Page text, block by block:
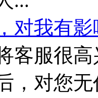
对我有
客服很
，对您